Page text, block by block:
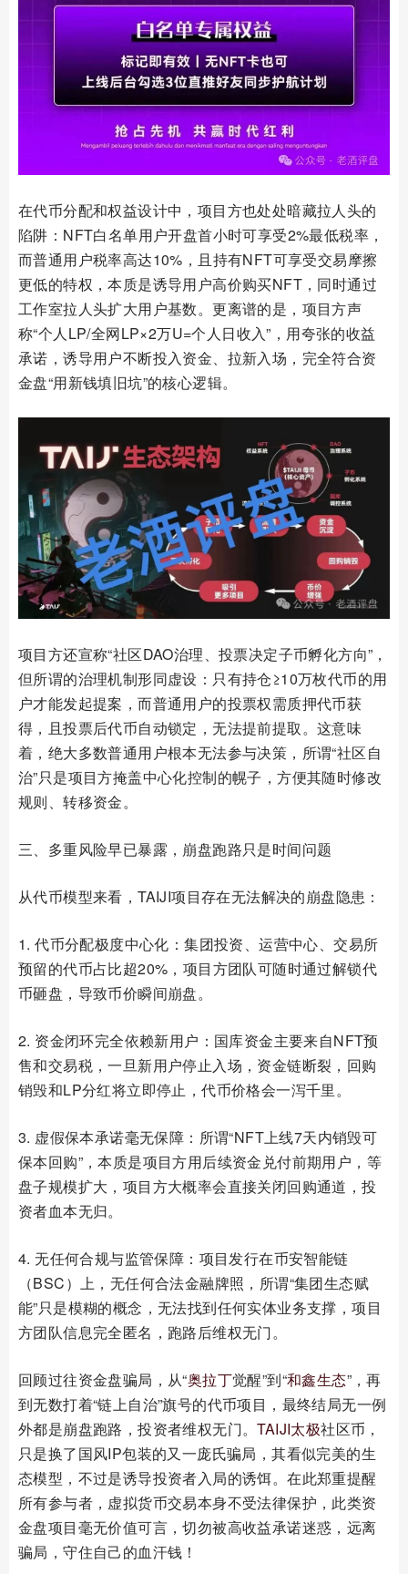
在代币分配和权益设计中，项目方也处处暗藏拉人头的
陷阱：NFT白名单用户开盘首小时可享受2%最低税率，
而普通用户税率高达10%，且持有NFT可享受交易摩擦
更低的特权，本质是诱导用户高价购买NFT，同时通过
工作室拉人头扩大用户基数。更离谱的是，项目方声
称“个人LP/全网LP×2万U=个人日收入”，用夸张的收益
承诺，诱导用户不断投入资金、拉新入场，完全符合资
金盘“用新钱填旧坑”的核心逻辑。
项目方还宣称“社区DAO治理、投票决定子币孵化方向”，
但所谓的治理机制形同虚设：只有持仓≥10万枚代币的用
户才能发起提案，而普通用户的投票权需质押代币获
得，且投票后代币自动锁定，无法提前提取。这意味
着，绝大多数普通用户根本无法参与决策，所谓“社区自
治”只是项目方掩盖中心化控制的幌子，方便其随时修改
规则、转移资金。
三、多重风险早已暴露，崩盘跑路只是时间问题
从代币模型来看，TAIJI项目存在无法解决的崩盘隐患：
1. 代币分配极度中心化：集团投资、运营中心、交易所
预留的代币占比超20%，项目方团队可随时通过解锁代
币砸盘，导致币价瞬间崩盘。
2. 资金闭环完全依赖新用户：国库资金主要来自NFT预
售和交易税，一旦新用户停止入场，资金链断裂，回购
销毁和LP分红将立即停止，代币价格会一泻千里。
3. 虚假保本承诺毫无保障：所谓“NFT上线7天内销毁可
保本回购”，本质是项目方用后续资金兑付前期用户，等
盘子规模扩大，项目方大概率会直接关闭回购通道，投
资者血本无归。
4. 无任何合规与监管保障：项目发行在币安智能链
（BSC）上，无任何合法金融牌照，所谓“集团生态赋
能”只是模糊的概念，无法找到任何实体业务支撑，项目
方团队信息完全匿名，跑路后维权无门。
回顾过往资金盘骗局，从“奥拉丁觉醒”到“和鑫生态”，再
到无数打着“链上自治”旗号的代币项目，最终结局无一例
外都是崩盘跑路，投资者维权无门。TAIJI太极社区币，
只是换了国风IP包装的又一庞氏骗局，其看似完美的生
态模型，不过是诱导投资者入局的诱饵。在此郑重提醒
所有参与者，虚拟货币交易本身不受法律保护，此类资
金盘项目毫无价值可言，切勿被高收益承诺迷惑，远离
骗局，守住自己的血汗钱！